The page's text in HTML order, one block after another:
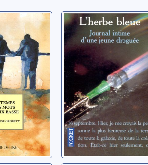
des
Lise
L'herbe bleue:
journal d'une
jeune fille de 15
ans
Anonyme